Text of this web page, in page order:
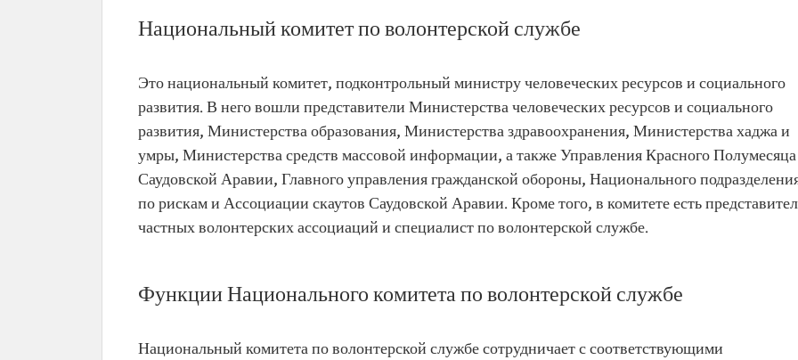
Национальный комитет по волонтерской службе
Это национальный комитет, подконтрольный министру человеческих ресурсов и социального
развития. В него вошли представители Министерства человеческих ресурсов и социального
развития, Министерства образования, Министерства здравоохранения, Министерства хаджа и
умры, Министерства средств массовой информации, а также Управления Красного Полумесяца
Саудовской Аравии, Главного управления гражданской обороны, Национального
по рискам и Ассоциации скаутов Саудовской Аравии. Кроме того, в комитете есть
частных волонтерских ассоциаций и специалист по волонтерской службе.
Функции Национального комитета по волонтерской службе
Национальный комитета по волонтерской службе сотрудничает с соответствующими